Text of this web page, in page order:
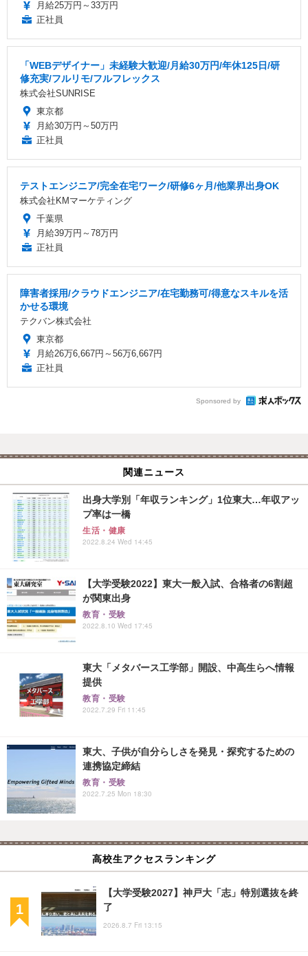
月給25万円～33万円
正社員
「WEBデザイナー」未経験大歓迎/月給30万円/年休125日/研
修充実/フルリモ/フルフレックス
株式会社SUNRISE
東京都
月給30万円～50万円
正社員
テストエンジニア/完全在宅ワーク/研修6ヶ月/他業界出身OK
株式会社KMマーケティング
千葉県
月給39万円～78万円
正社員
障害者採用/クラウドエンジニア/在宅勤務可/得意なスキルを活
かせる環境
テクバン株式会社
東京都
月給26万6,667円～56万6,667円
正社員
Sponsored by
関連ニュース
出身大学別「年収ランキング」1位東大…年収アッ
プ率は一橋
生活・健康
2022.8.24 Wed 14:45
【大学受験2022】東大一般入試、合格者の6割超
が関東出身
教育・受験
2022.8.10 Wed 17:45
東大「メタバース工学部」開設、中高生らへ情報
提供
教育・受験
2022.7.29 Fri 11:45
東大、子供が自分らしさを発見・探究するための
連携協定締結
教育・受験
2022.7.25 Mon 18:30
高校生アクセスランキング
【大学受験2027】神戸大「志」特別選抜を終
了
2026.8.7 Fri 13:15